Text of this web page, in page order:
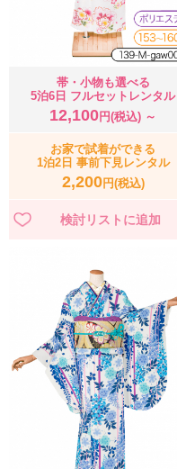
帯・小物も選べる
5泊6日 フルセットレンタル
12,100 円(税込) ～
お家で試着ができる
1泊2日 事前下見レンタル
2,200円(税込)